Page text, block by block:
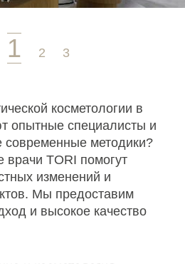
косметологии в
опытные специалисты и
современные методики?
TORI помогут
изменений и
Мы предоставим
и высокое качество